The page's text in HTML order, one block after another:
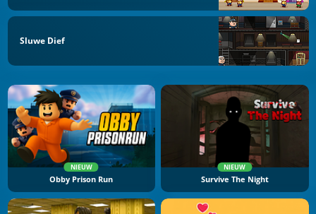
Sluwe Dief
NIEUW
Obby Prison Run
NIEUW
Survive The Night